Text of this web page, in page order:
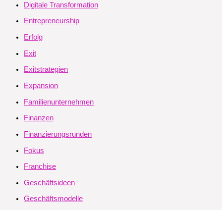
Digitale Transformation
Entrepreneurship
Erfolg
Exit
Exitstrategien
Expansion
Familienunternehmen
Finanzen
Finanzierungsrunden
Fokus
Franchise
Geschäftsideen
Geschäftsmodelle